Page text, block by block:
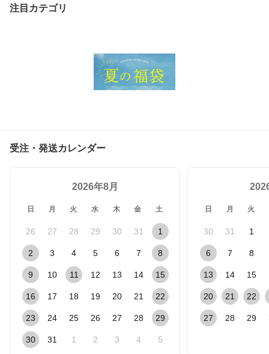
注目カテゴリ
受注・発送カレンダー
2026年8月
日 月 火 水 木 金 土
26 27 28 29 30 31 1
2 3 4 5 6 7 8
9 10 11 12 13 14 15
16 17 18 19 20 21 22
23 24 25 26 27 28 29
30 31 1 2 3 4 5
日 月 火
30 31 1
6 7 8
13 14 15
20 21 22
27 28 29